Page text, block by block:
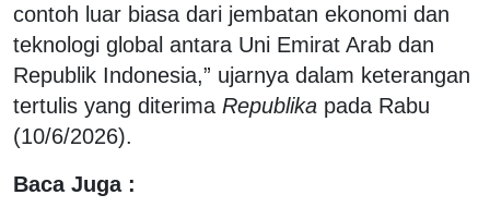
contoh luar biasa dari jembatan ekonomi dan
teknologi global antara Uni Emirat Arab dan
Republik Indonesia,” ujarnya dalam keterangan
tertulis yang diterima Republika pada Rabu
(10/6/2026).
Baca Juga :